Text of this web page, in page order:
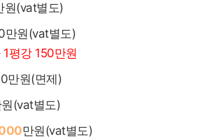
원(vat별도)
만원(vat별도)
평강 150만원
만원(면제)
(vat별도)
만원(vat별도)